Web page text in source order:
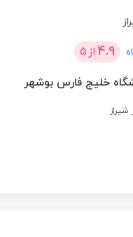
4.9 از 5
خلیج فارس بوشهر